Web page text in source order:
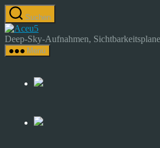
Zum
Inhalt
springen
Suchen
Astrocamp
–
Astrofotografie
Sky-
Deep-Sky-Aufnahmen,
Menü